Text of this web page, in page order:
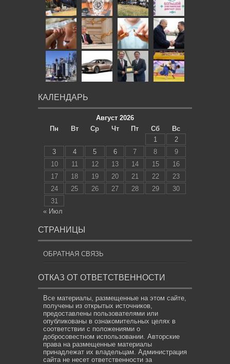
КАЛЕНДАРЬ
Август 2026
Пн
Вт Ср Чт Пт Сб
Вс
1
2
3
4 5 6 7 8
9
10
11 12 13 14 15
16
17
18 19 20 21 22
23
24
25 26 27 28 29
30
31
« Июл
СТРАНИЦЫ
ОБРАТНАЯ СВЯЗЬ
ОТКАЗ ОТ ОТВЕТСТВЕННОСТИ
Все материалы, размещенные на этом сайте,
получены из открытых источников,
предоставлены пользователями или
опубликованы в ознакомительных целях в
соответствии с положениями о
добросовестном использовании. Авторские
права на размещенные материалы
принадлежат их владельцам. Администрация
сайта не несет ответственности за